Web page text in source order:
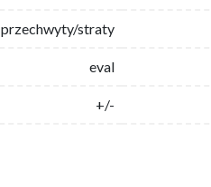
przechwyty/straty
eval
+/-